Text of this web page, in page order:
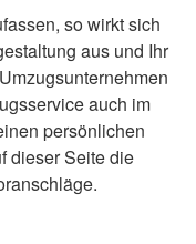
so wirkt sich
aus und Ihr
auch im
persönlichen
dieser Seite die